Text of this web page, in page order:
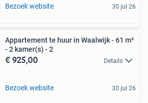
Bezoek website 30 jul 26
Appartement te huur in Waalwijk - 61 m²
- 2 kamer(s) - 2
€ 925,00 Details
Bezoek website 30 jul 26